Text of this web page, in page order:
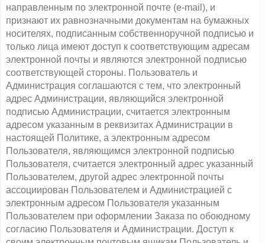
направленным по электронной почте (e-mail), и
признают их равнозначными документам на бумажных
носителях, подписанным собственноручной подписью и
только лица имеют доступ к соответствующим адресам
электронной почты и являются электронной подписью
соответствующей стороны. Пользователь и
Администрация соглашаются с тем, что электронный
адрес Администрации, являющийся электронной
подписью Администрации, считается электронным
адресом указанным в реквизитах Администрации в
настоящей Политике, а электронным адресом
Пользователя, являющимся электронной подписью
Пользователя, считается электронный адрес указанный
Пользователем, другой адрес электронной почты
ассоциирован Пользователем и Администрацией с
электронным адресом Пользователя указанным
Пользователем при оформлении Заказа по обоюдному
согласию Пользователя и Администрации. Доступ к